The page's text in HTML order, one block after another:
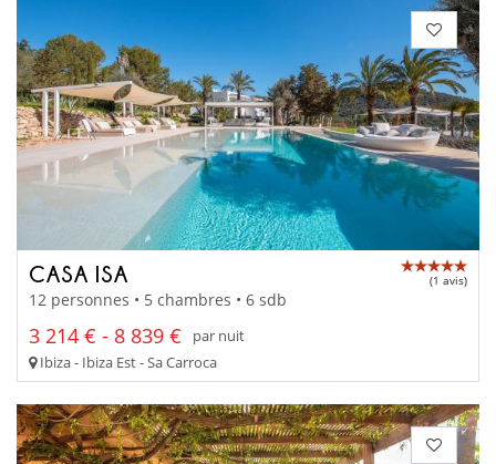
CASA ISA (1 avis)
12 personnes • 5 chambres • 6 sdb
3 214 € - 8 839 €
par nuit
Ibiza - Ibiza Est - Sa Carroca